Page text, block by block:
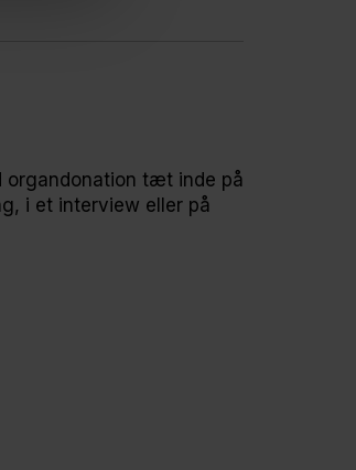
organdonation tæt inde på
i et interview eller på